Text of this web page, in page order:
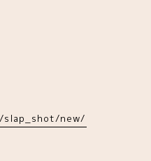
slap_shot/new/